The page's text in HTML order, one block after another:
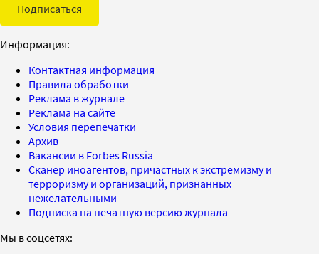
Подписаться
Информация:
Контактная информация
Правила обработки
Реклама в журнале
Реклама на сайте
Условия перепечатки
Архив
Вакансии в Forbes Russia
Сканер иноагентов, причастных к экстремизму и
терроризму и организаций, признанных
нежелательными
Подписка на печатную версию журнала
Мы в соцсетях: